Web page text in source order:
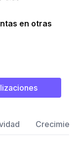
en otras